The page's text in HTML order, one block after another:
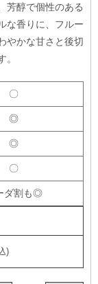
芳醇で個性のある
な香りに、フルー
やかな甘さと後切
〇
◎
◎
〇
ダ割も◎